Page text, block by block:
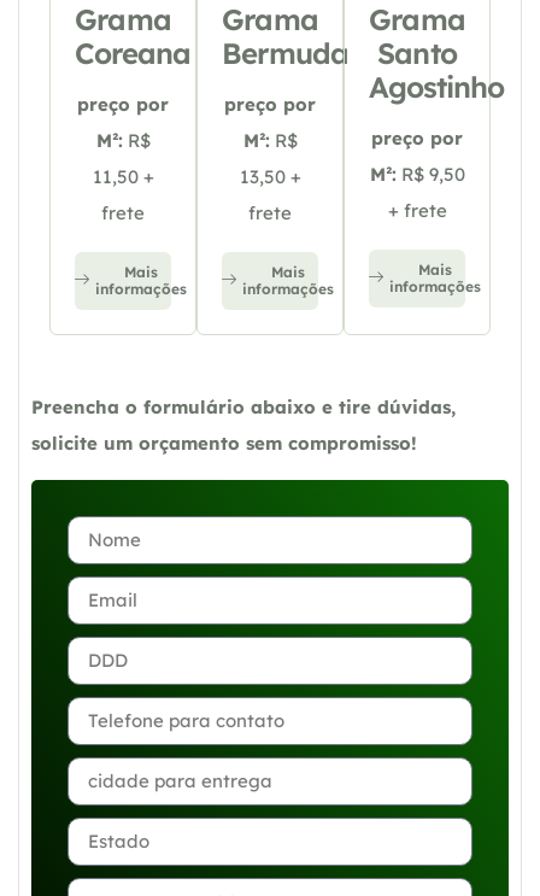
Grama
Coreana
preço por
M²: R$
11,50 +
frete
Mais
informações
Grama
Bermuda
preço por
M²: R$
13,50 +
frete
Mais
informações
Grama
Santo
Agostinho
preço por
M²: R$ 9,50
+ frete
Mais
informações
Preencha o formulário abaixo e tire dúvidas,
solicite um orçamento sem compromisso!